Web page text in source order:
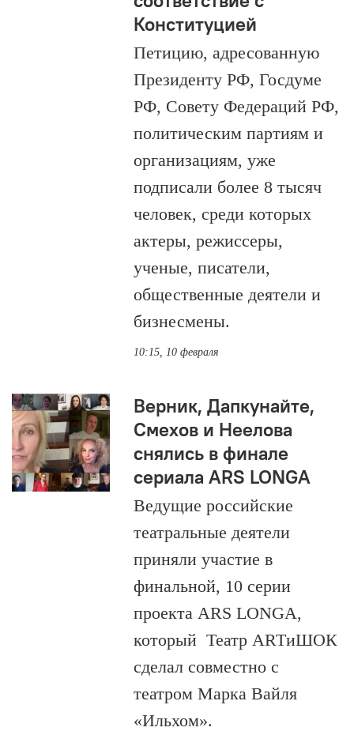
Конституцией
Петицию, адресованную
Президенту РФ, Госдуме
РФ, Совету Федераций РФ,
политическим партиям и
организациям, уже
подписали более 8 тысяч
человек, среди которых
актеры, режиссеры,
ученые, писатели,
общественные деятели и
бизнесмены.
10:15, 10 февраля
Верник, Дапкунайте,
Смехов и Неелова
снялись в финале
сериала ARS LONGA
Ведущие российские
театральные деятели
приняли участие в
финальной, 10 серии
проекта ARS LONGA,
который Театр ARTиШОК
сделал совместно с
театром Марка Вайля
«Ильхом».